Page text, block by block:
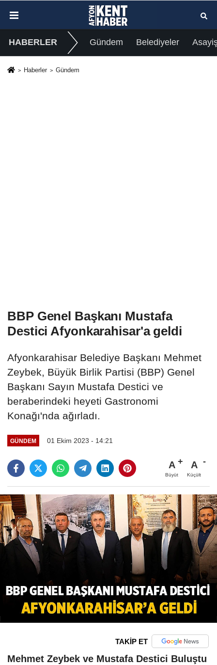
HABERLER Gündem Belediyeler
Haberler Gündem
BBP Genel Başkanı Mustafa
Destici Afyonkarahisar'a geldi
Afyonkarahisar Belediye Başkanı Mehmet
Zeybek, Büyük Birlik Partisi (BBP) Genel
Başkanı Sayın Mustafa Destici ve
beraberindeki heyeti Gastronomi
Konağı'nda ağırladı.
GÜNDEM 01 Ekim 2023 - 14:21
A
Büyüt
A
Küçült
TAKİP ET
Mehmet Zeybek ve Mustafa Destici Buluştu